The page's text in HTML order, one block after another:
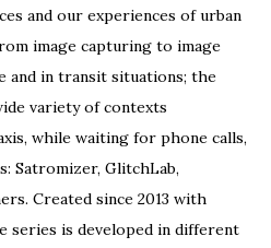
and our experiences of urban
image capturing to image
and in transit situations; the
variety of contexts
while waiting for phone calls,
Satromizer, GlitchLab,
Created since 2013 with
series is developed in different